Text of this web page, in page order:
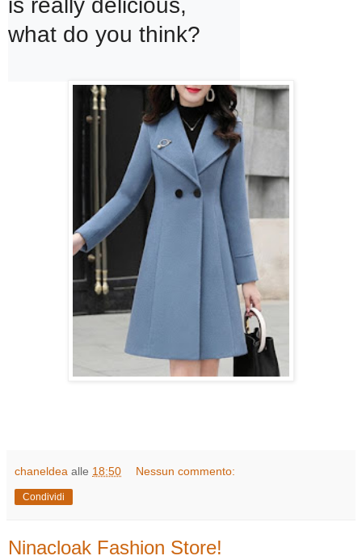
is really delicious,
what do you think?
chaneldea alle 18:50 Nessun commento:
Condividi
Ninacloak Fashion Store!